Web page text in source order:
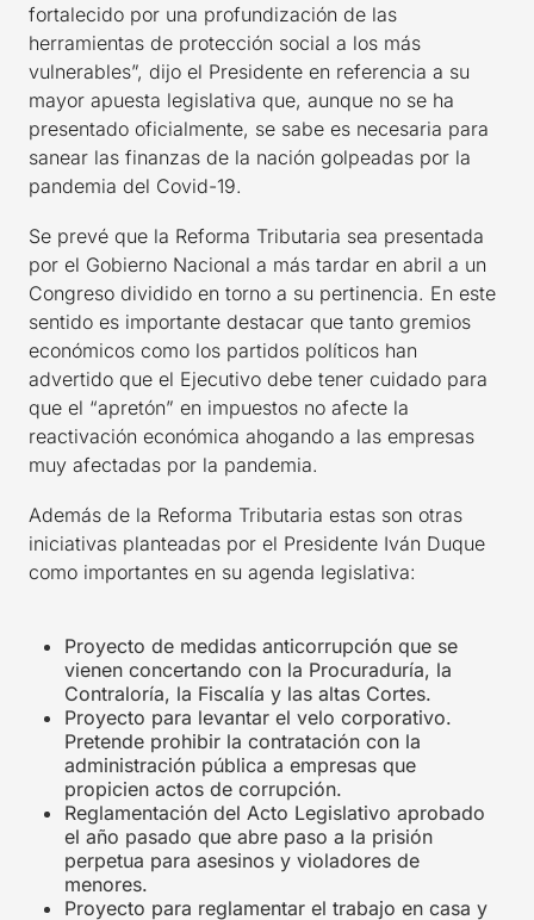
fortalecido por una profundización de las
herramientas de protección social a los más
vulnerables”, dijo el Presidente en referencia a su
mayor apuesta legislativa que, aunque no se ha
presentado oficialmente, se sabe es necesaria para
sanear las finanzas de la nación golpeadas por la
pandemia del Covid-19.
Se prevé que la Reforma Tributaria sea presentada
por el Gobierno Nacional a más tardar en abril a un
Congreso dividido en torno a su pertinencia. En este
sentido es importante destacar que tanto gremios
económicos como los partidos políticos han
advertido que el Ejecutivo debe tener cuidado para
que el “apretón” en impuestos no afecte la
reactivación económica ahogando a las empresas
muy afectadas por la pandemia.
Además de la Reforma Tributaria estas son otras
iniciativas planteadas por el Presidente Iván Duque
como importantes en su agenda legislativa:
Proyecto de medidas anticorrupción que se
vienen concertando con la Procuraduría, la
Contraloría, la Fiscalía y las altas Cortes.
Proyecto para levantar el velo corporativo.
Pretende prohibir la contratación con la
administración pública a empresas que
propicien actos de corrupción.
Reglamentación del Acto Legislativo aprobado
el año pasado que abre paso a la prisión
perpetua para asesinos y violadores de
menores.
Proyecto para reglamentar el trabajo en casa y